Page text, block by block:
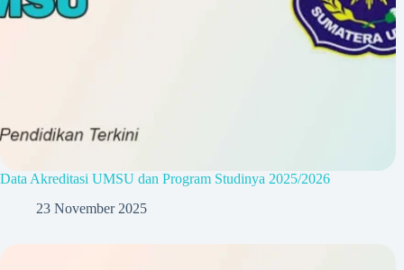
Data Akreditasi UMSU dan Program Studinya 2025/2026
23 November 2025